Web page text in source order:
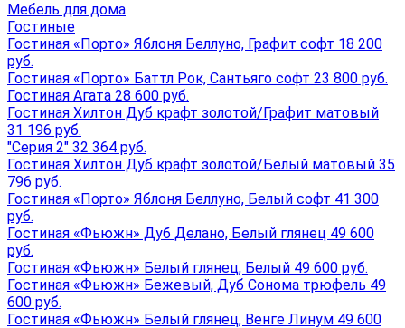
Мебель для дома
Гостиные
Гостиная «Порто» Яблоня Беллуно, Графит софт 18 200
руб.
Гостиная «Порто» Баттл Рок, Сантьяго софт 23 800 руб.
Гостиная Агата 28 600 руб.
Гостиная Хилтон Дуб крафт золотой/Графит матовый
31 196 руб.
"Серия 2" 32 364 руб.
Гостиная Хилтон Дуб крафт золотой/Белый матовый 35
796 руб.
Гостиная «Порто» Яблоня Беллуно, Белый софт 41 300
руб.
Гостиная «Фьюжн» Дуб Делано, Белый глянец 49 600
руб.
Гостиная «Фьюжн» Белый глянец, Белый 49 600 руб.
Гостиная «Фьюжн» Бежевый, Дуб Сонома трюфель 49
600 руб.
Гостиная «Фьюжн» Белый глянец, Венге Линум 49 600